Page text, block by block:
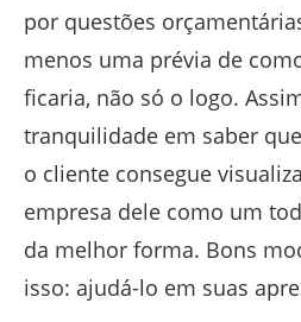
por questões
menos uma prévia de
ficaria, não só o logo.
tranquilidade em saber
o cliente consegue
empresa dele como um
da melhor forma. Bons
isso: ajudá-lo em suas